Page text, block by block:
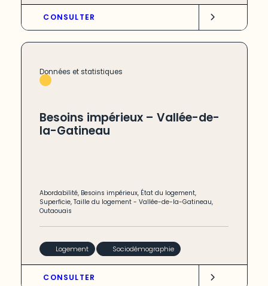
CONSULTER
Données et statistiques
Besoins impérieux – Vallée-de-
la-Gatineau
Abordabilité, Besoins impérieux, État du logement,
Superficie,Taille du logement -Vallée-de-la-Gatineau,
Outaouais
Logement Sociodémographie
CONSULTER